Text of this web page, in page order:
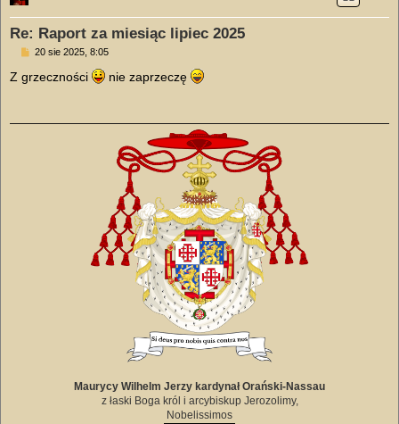
Re: Raport za miesiąc lipiec 2025
P
s
20 sie 2025, 8:05
Z grzeczności nie zaprzeczę
Maurycy Wilhelm Jerzy kardynał Orański-Nassau
z łaski Boga król i arcybiskup Jerozolimy,
Nobelissimos